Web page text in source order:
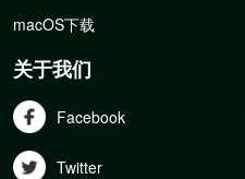
macOS下载
关于我们
Facebook
Twitter